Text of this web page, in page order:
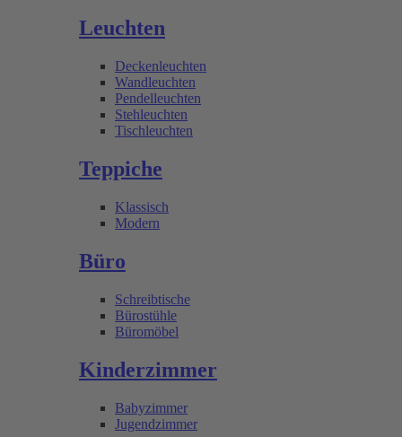
Leuchten
Deckenleuchten
Wandleuchten
Pendelleuchten
Stehleuchten
Tischleuchten
Teppiche
Klassisch
Modern
Büro
Schreibtische
Bürostühle
Büromöbel
Kinderzimmer
Babyzimmer
Jugendzimmer